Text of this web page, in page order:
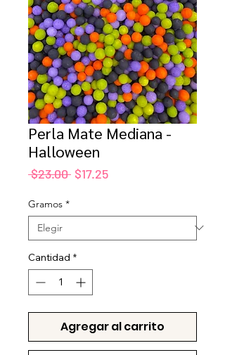
Perla Mate Mediana -
Halloween
$23.00 Precio
$17.25Precio
Gramos *
Cantidad *
Agregar al carrito